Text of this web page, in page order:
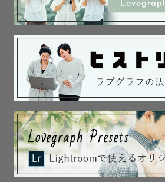
・自動シャボン玉機(液のご用意はお
・造花
・子供用テント/ティピー
・１歳バースデー用シャンパンブル
作）
白のブラウスやシャツの上から着
・ハーフバースデー用のトマト帽子
・ハーフバースデータペストリー
・子供用木製のカメラおもちゃ
その他小物がございますので、ご入
い。